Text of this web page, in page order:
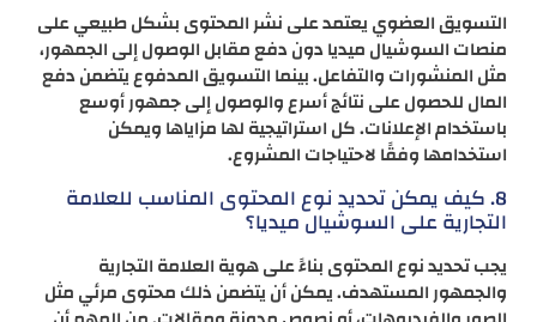
التسويق العضوي يعتمد على نشر المحتوى بشكل طبيعي على
منصات السوشيال ميديا دون دفع مقابل الوصول إلى الجمهور،
مثل المنشورات والتفاعل. بينما التسويق المدفوع يتضمن دفع
المال للحصول على نتائج أسرع والوصول إلى جمهور أوسع
باستخدام الإعلانات. كل استراتيجية لها مزاياها ويمكن
استخدامها وفقًا لاحتياجات المشروع.
8. كيف يمكن تحديد نوع المحتوى المناسب للعلامة
التجارية على السوشيال ميديا؟
يجب تحديد نوع المحتوى بناءً على هوية العلامة التجارية
والجمهور المستهدف. يمكن أن يتضمن ذلك محتوى مرئي مثل